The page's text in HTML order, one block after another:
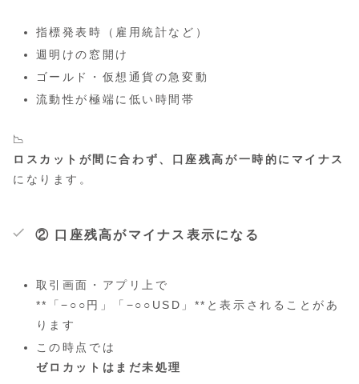
指標発表時（雇用統計など）
週明けの窓開け
ゴールド・仮想通貨の急変動
流動性が極端に低い時間帯
📉
ロスカットが間に合わず、口座残高が一時的にマイナス
になります。
② 口座残高がマイナス表示になる
取引画面・アプリ上で
**「−○○円」「−○○USD」**と表示されることがあ
ります
この時点では
ゼロカットはまだ未処理